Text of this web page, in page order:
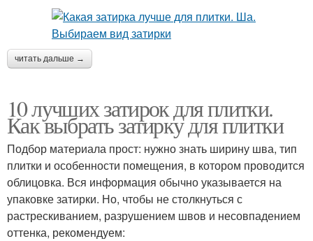
читать дальше →
10 лучших затирок для плитки.
Как выбрать затирку для плитки
Подбор материала прост: нужно знать ширину шва, тип
плитки и особенности помещения, в котором проводится
облицовка. Вся информация обычно указывается на
упаковке затирки. Но, чтобы не столкнуться с
растрескиванием, разрушением швов и несовпадением
оттенка, рекомендуем: